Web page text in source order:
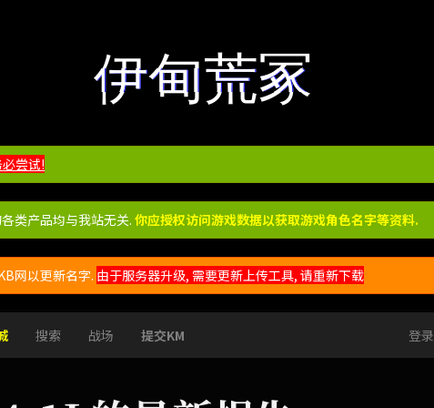
伊甸荒冢
尝试!
类产品均与我站无关. 你应授权访问游戏数据以获取游戏角色名字等资料.
网以更新名字. 由于服务器升级, 需要更新上传工具, 请重新下载
搜索 战场 提交KM 登录